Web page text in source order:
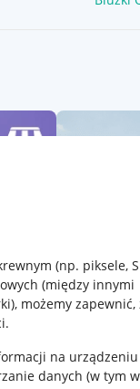
(np. piksele,
(między innymi
, możemy zapewnić,
na urządzeniu
danych (w tym w